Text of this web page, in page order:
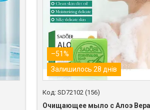
–51%
Залишилось 28 днів
SD72102 (156)
Очищающее мыло с Алоэ Вера